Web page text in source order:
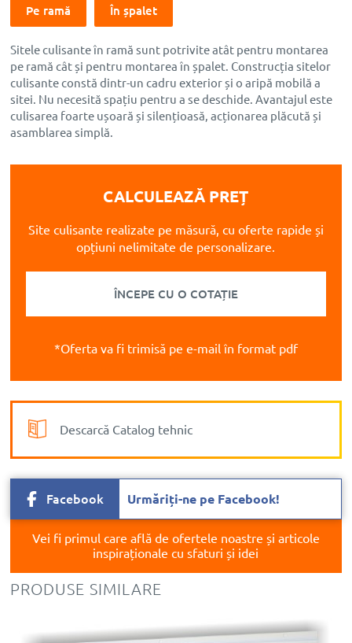
Pe ramă În șpalet
Sitele culisante în ramă sunt potrivite atât pentru montarea
pe ramă cât și pentru montarea în șpalet. Construcția sitelor
culisante constă dintr-un cadru exterior și o aripă mobilă a
sitei. Nu necesită spațiu pentru a se deschide. Avantajul este
culisarea foarte ușoară și silențioasă, acționarea plăcută și
asamblarea simplă.
CALCULEAZĂ PREȚ
Site culisante realizate pe măsură, cu oferte rapide și
opțiuni nelimitate de personalizare.
ÎNCEPE CU O COTAȚIE
*Oferta va fi trimisă pe e-mail în format pdf
Descarcă Catalog tehnic
Facebook Urmăriți-ne pe Facebook!
Vei fi primul care află de ofertele noastre și articole
inspiraționale cu sfaturi și idei
PRODUSE SIMILARE